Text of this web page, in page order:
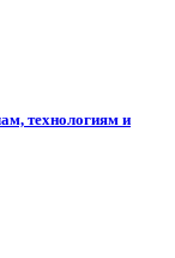
технологиям и